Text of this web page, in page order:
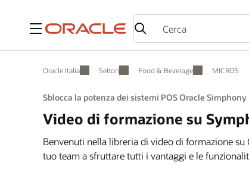
Menu
Oracle Italia Settori Food & Beverage MICROS
Sblocca la potenza dei sistemi POS Oracle Simphony
Video di formazione su
Benvenuti nella libreria di video di formazione
tuo team a sfruttare tutti i vantaggi e le